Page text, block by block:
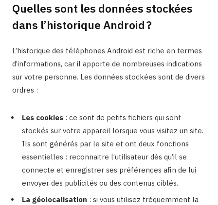
Quelles sont les données stockées
dans l’historique Android ?
L’historique des téléphones Android est riche en termes
d’informations, car il apporte de nombreuses indications
sur votre personne. Les données stockées sont de divers
ordres :
Les cookies : ce sont de petits fichiers qui sont
stockés sur votre appareil lorsque vous visitez un site.
Ils sont générés par le site et ont deux fonctions
essentielles : reconnaitre l’utilisateur dès qu’il se
connecte et enregistrer ses préférences afin de lui
envoyer des publicités ou des contenus ciblés.
La géolocalisation : si vous utilisez fréquemment la